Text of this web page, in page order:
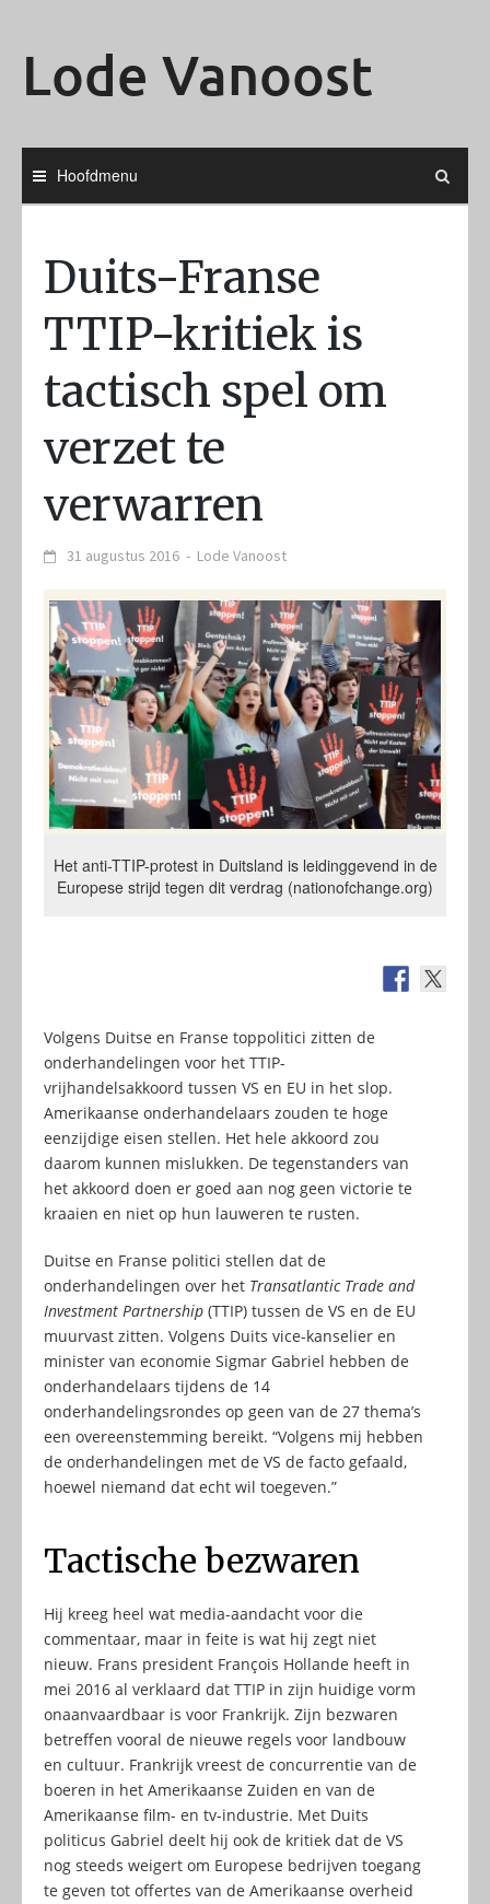
Lode Vanoost
Hoofdmenu
Duits-Franse
TTIP-kritiek is
tactisch spel om
verzet te
verwarren
31 augustus 2016 - Lode Vanoost
Het anti-TTIP-protest in Duitsland is leidinggevend in de
Europese strijd tegen dit verdrag (nationofchange.org)
Volgens Duitse en Franse toppolitici zitten de
onderhandelingen voor het TTIP-
vrijhandelsakkoord tussen VS en EU in het slop.
Amerikaanse onderhandelaars zouden te hoge
eenzijdige eisen stellen. Het hele akkoord zou
daarom kunnen mislukken. De tegenstanders van
het akkoord doen er goed aan nog geen victorie te
kraaien en niet op hun lauweren te rusten.
Duitse en Franse politici stellen dat de
onderhandelingen over het Transatlantic Trade and
Investment Partnership (TTIP) tussen de VS en de EU
muurvast zitten. Volgens Duits vice-kanselier en
minister van economie Sigmar Gabriel hebben de
onderhandelaars tijdens de 14
onderhandelingsrondes op geen van de 27 thema’s
een overeenstemming bereikt. “Volgens mij hebben
de onderhandelingen met de VS de facto gefaald,
hoewel niemand dat echt wil toegeven.”
Tactische bezwaren
Hij kreeg heel wat media-aandacht voor die
commentaar, maar in feite is wat hij zegt niet
nieuw. Frans president François Hollande heeft in
mei 2016 al verklaard dat TTIP in zijn huidige vorm
onaanvaardbaar is voor Frankrijk. Zijn bezwaren
betreffen vooral de nieuwe regels voor landbouw
en cultuur. Frankrijk vreest de concurrentie van de
boeren in het Amerikaanse Zuiden en van de
Amerikaanse film- en tv-industrie. Met Duits
politicus Gabriel deelt hij ook de kritiek dat de VS
nog steeds weigert om Europese bedrijven toegang
te geven tot offertes van de Amerikaanse overheid